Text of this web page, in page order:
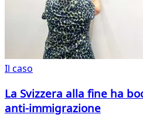
Il caso
La Svizzera alla fine ha
anti-immigrazione